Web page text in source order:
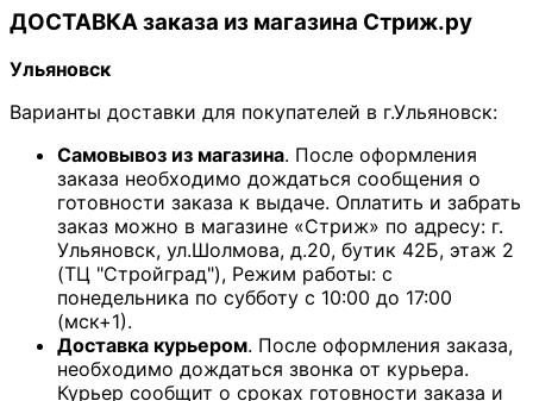
ДОСТАВКА заказа из магазина Стриж.ру
Ульяновск
Варианты доставки для покупателей в г.Ульяновск:
Самовывоз из магазина. После оформления
заказа необходимо дождаться сообщения о
готовности заказа к выдаче. Оплатить и забрать
заказ можно в магазине «Стриж» по адресу: г.
Ульяновск, ул.Шолмова, д.20, бутик 42Б, этаж 2
(ТЦ "Стройград"), Режим работы: с
понедельника по субботу с 10:00 до 17:00
(мск+1).
Доставка курьером. После оформления заказа,
необходимо дождаться звонка от курьера.
Курьер сообщит о сроках готовности заказа и